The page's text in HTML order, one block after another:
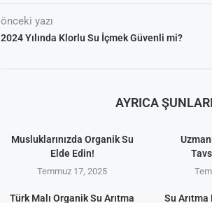
önceki yazı
2024 Yılında Klorlu Su İçmek Güvenli mi?
AYRICA
Musluklarınızda Organik Su
Elde Edin!
Temmuz 17, 2025
Türk Malı Organik Su Arıtma
Su Arıtma